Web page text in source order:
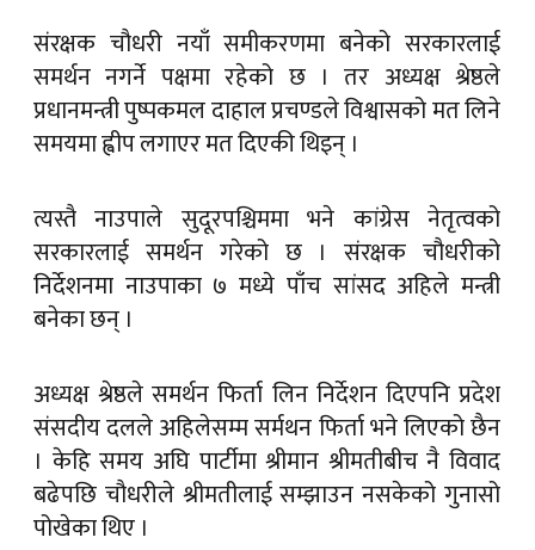
संरक्षक चौधरी नयाँ समीकरणमा बनेको सरकारलाई
समर्थन नगर्ने पक्षमा रहेको छ । तर अध्यक्ष श्रेष्ठले
प्रधानमन्त्री पुष्पकमल दाहाल प्रचण्डले विश्वासको मत लिने
समयमा ह्वीप लगाएर मत दिएकी थिइन् ।
त्यस्तै नाउपाले सुदूरपश्चिममा भने कांग्रेस नेतृत्वको
सरकारलाई समर्थन गरेको छ । संरक्षक चौधरीको
निर्देशनमा नाउपाका ७ मध्ये पाँच सांसद अहिले मन्त्री
बनेका छन् ।
अध्यक्ष श्रेष्ठले समर्थन फिर्ता लिन निर्देशन दिएपनि प्रदेश
संसदीय दलले अहिलेसम्म सर्मथन फिर्ता भने लिएको छैन
। केहि समय अघि पार्टीमा श्रीमान श्रीमतीबीच नै विवाद
बढेपछि चौधरीले श्रीमतीलाई सम्झाउन नसकेको गुनासो
पोखेका थिए ।